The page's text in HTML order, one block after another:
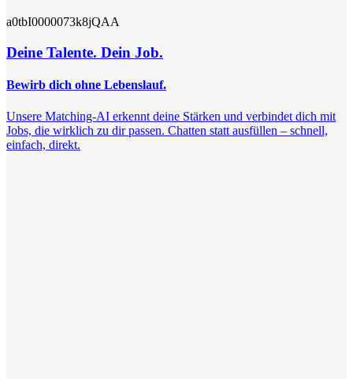
a0tbI0000073k8jQAA
Deine Talente. Dein Job.
Bewirb dich ohne Lebenslauf.
Unsere Matching-AI erkennt deine Stärken und verbindet dich mit
Jobs, die wirklich zu dir passen. Chatten statt ausfüllen – schnell,
einfach, direkt.